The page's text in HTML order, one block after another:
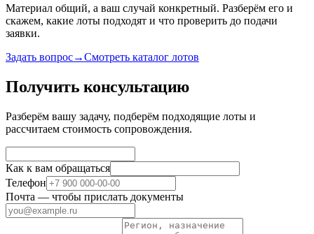
Материал общий, а ваш случай конкретный. Разберём его и
скажем, какие лоты подходят и что проверить до подачи
заявки.
Задать вопрос→Смотреть каталог лотов
Получить консультацию
Разберём вашу задачу, подберём подходящие лоты и
рассчитаем стоимость сопровождения.
Как к вам обращаться
Телефон
Почта — чтобы прислать документы